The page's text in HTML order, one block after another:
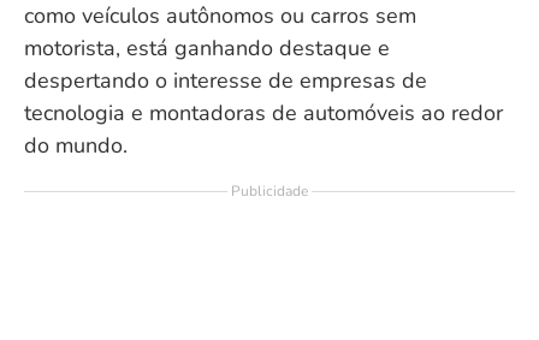
como veículos autônomos ou carros sem
motorista, está ganhando destaque e
despertando o interesse de empresas de
tecnologia e montadoras de automóveis ao redor
do mundo.
Publicidade